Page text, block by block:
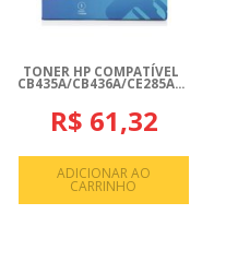
TONER HP COMPATÍVEL
CB435A/CB436A/CE285A...
R$ 61,32
ADICIONAR AO
CARRINHO